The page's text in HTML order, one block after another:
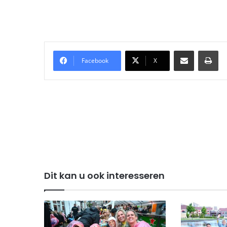
Facebook X
Delen via Email
Dit kan u ook interesseren